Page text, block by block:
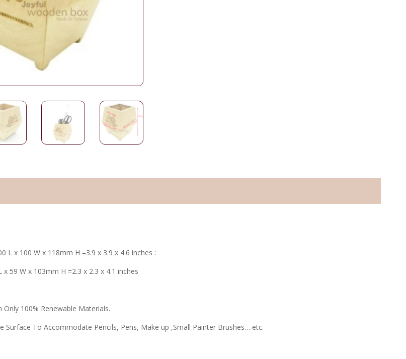
L x 100 W x 118mm H =3.9 x 3.9 x 4.6 inches :
x 59 W x 103mm H =2.3 x 2.3 x 4.1 inches
Only 100% Renewable Materials.
Surface To Accommodate Pencils, Pens, Make up ,Small Painter Brushes… etc.